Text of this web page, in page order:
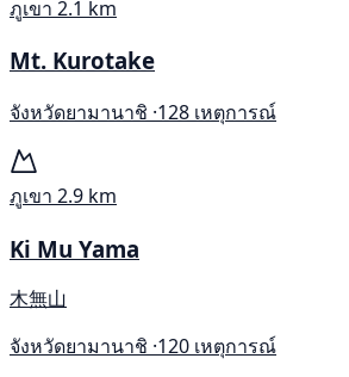
ภูเขา 2.1 km
Mt. Kurotake
จังหวัดยามานาชิ ·128 เหตุการณ์
ภูเขา 2.9 km
Ki Mu Yama
木無山
จังหวัดยามานาชิ ·120 เหตุการณ์